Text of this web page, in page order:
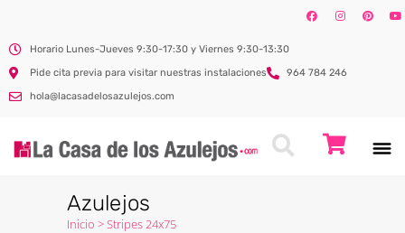
Horario Lunes-Jueves 9:30-17:30 y Viernes 9:30-13:30
Pide cita previa para visitar nuestras instalaciones
964 784 246
hola@lacasadelosazulejos.com
Azulejos
Inicio >Stripes 24x75